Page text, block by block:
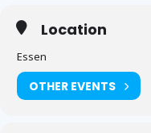
Location
Essen
OTHER EVENTS